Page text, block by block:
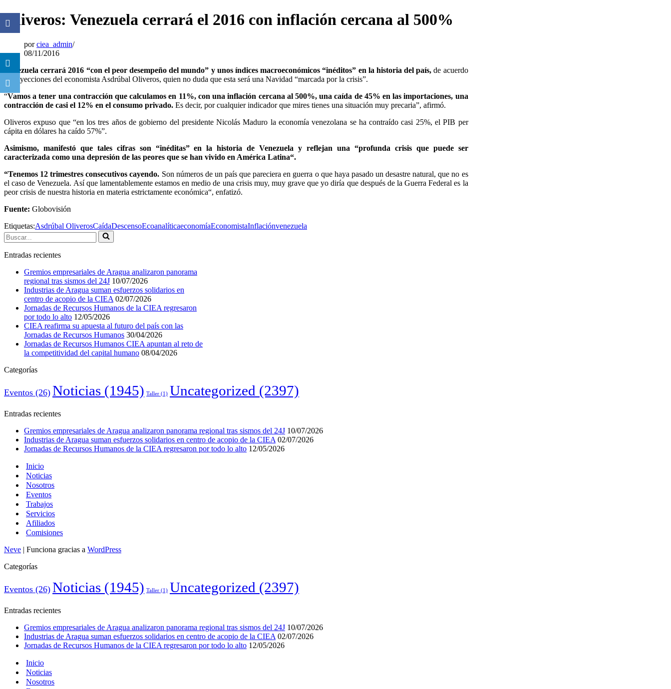
Oliveros: Venezuela cerrará el 2016 con inflación cercana al 500%
porciea_admin
08/11/2016
Venezuela cerrará 2016 “con el peor desempeño del mundo” y unos índices macroeconómicos “inéditos” en la historia del país,de acuerdo
a proyecciones del economista Asdrúbal Oliveros, quien no duda que esta será una Navidad “marcada por la crisis”.
“Vamos a tener una contracción que calculamos en 11%, con una inflación cercana al 500%, una caída de 45% en las importaciones, una
contracción de casi el 12% en el consumo privado. Es decir, por cualquier indicador que mires tienes una situación muy precaria”, afirmó.
Oliveros expuso que “en los tres años de gobierno del presidente Nicolás Maduro la economía venezolana se ha contraído casi 25%, el PIB per
cápita en dólares ha caído 57%”.
Asimismo, manifestó que tales cifras son “inéditas” en la historia de Venezuela y reflejan una “profunda crisis que puede ser
caracterizada como una depresión de las peores que se han vivido en América Latina“.
“Tenemos 12 trimestres consecutivos cayendo. Son números de un país que pareciera en guerra o que haya pasado un desastre natural, que no es
el caso de Venezuela. Así que lamentablemente estamos en medio de una crisis muy, muy grave que yo diría que después de la Guerra Federal es la
peor crisis de nuestra historia en materia estrictamente económica“, enfatizó.
Fuente: Globovisión
Etiquetas:Asdrúbal OliverosCaídaDescensoEcoanalíticaeconomíaEconomistaInflaciónvenezuela
Entradas recientes
Gremios empresariales de Aragua analizaron panorama
regional tras sismos del 24J 10/07/2026
Industrias de Aragua suman esfuerzos solidarios en
centro de acopio de la CIEA 02/07/2026
Jornadas de Recursos Humanos de la CIEA regresaron
por todo lo alto 12/05/2026
CIEA reafirma su apuesta al futuro del país con las
Jornadas de Recursos Humanos 30/04/2026
Jornadas de Recursos Humanos CIEA apuntan al reto de
la competitividad del capital humano 08/04/2026
Categorías
Eventos (26) Noticias (1945) Taller (1) Uncategorized (2397)
Entradas recientes
Gremios empresariales de Aragua analizaron panorama regional tras sismos del 24J 10/07/2026
Industrias de Aragua suman esfuerzos solidarios en centro de acopio de la CIEA 02/07/2026
Jornadas de Recursos Humanos de la CIEA regresaron por todo lo alto 12/05/2026
Inicio
Noticias
Nosotros
Eventos
Trabajos
Servicios
Afiliados
Comisiones
Neve | Funciona gracias a WordPress
Categorías
Eventos (26) Noticias (1945) Taller (1) Uncategorized (2397)
Entradas recientes
Gremios empresariales de Aragua analizaron panorama regional tras sismos del 24J 10/07/2026
Industrias de Aragua suman esfuerzos solidarios en centro de acopio de la CIEA 02/07/2026
Jornadas de Recursos Humanos de la CIEA regresaron por todo lo alto 12/05/2026
Inicio
Noticias
Nosotros